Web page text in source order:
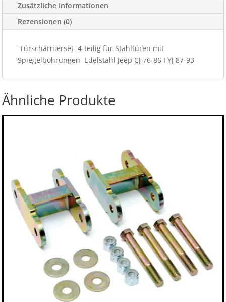
76-
Zusätzliche Informationen
Rezensionen (0)
Türscharnierset 4-teilig für Stahltüren mit
Spiegelbohrungen Edelstahl Jeep CJ 76-86 I YJ 87-93
Ähnliche Produkte